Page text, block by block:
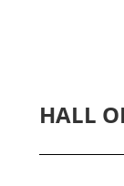
HALL